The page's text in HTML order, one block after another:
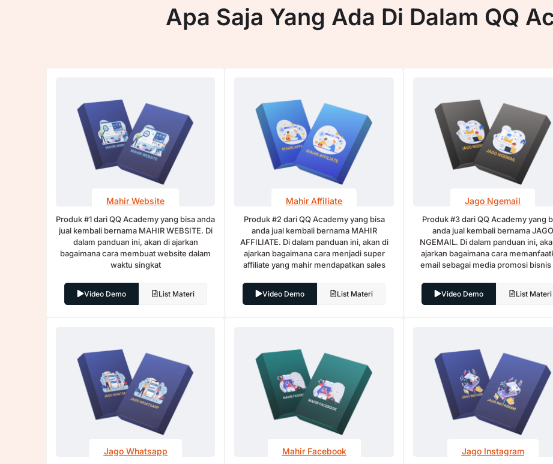
Apa Saja Yang Ada Di Dalam QQ
Mahir Website
Produk #1 dari QQ Academyyang bisa anda
jual kembali bernama MAHIR WEBSITE. Di
dalam panduan ini, akan di ajarkan
bagaimana cara membuat website dalam
waktu singkat
Video Demo List Materi
Mahir Affiliate
Produk #2 dari QQ Academy yang bisa
anda jual kembali bernama MAHIR
AFFILIATE. Di dalam panduan ini, akan di
ajarkan bagaimana cara menjadi super
affiliate yang mahir mendapatkan sales
Video Demo List Materi
Jago Ngemail
Produk #3 dari QQ Academy yang
anda jual kembali bernama JAGO
NGEMAIL. Di dalam panduan ini,
ajarkan bagaimana cara
email sebagai media promosi bisnis
Video Demo List Materi
Jago Whatsapp Mahir Facebook Jago Instagram